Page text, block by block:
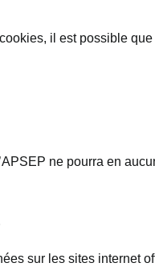
il est possible
ne pourra en
sur les sites internet